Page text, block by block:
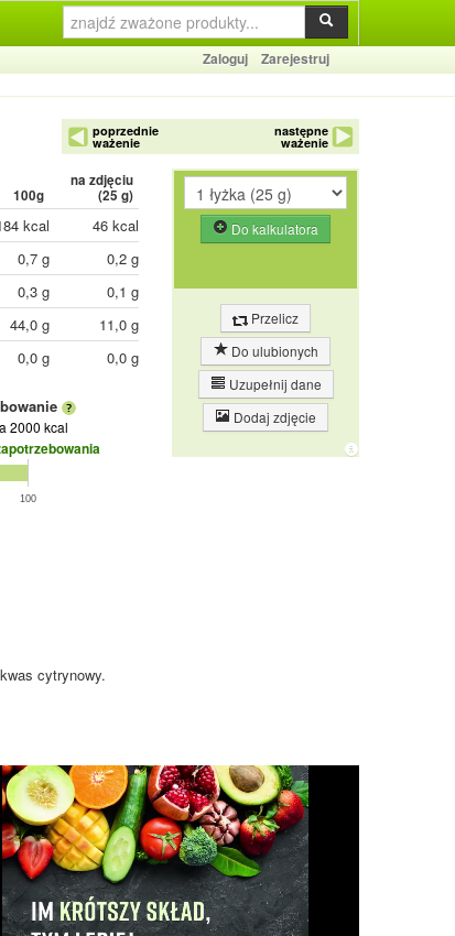
Zaloguj
Zarejestruj
poprzednie
ważenie
następne
ważenie
100g
na zdjęciu
(25 g)
kcal
46 kcal
0,7 g
0,2 g
0,3 g
0,1 g
44,0 g
11,0 g
0,0 g 0,0 g
2000 kcal
100
Do kalkulatora
Przelicz
Do ulubionych
Uzupełnij dane
Dodaj zdjęcie
cytrynowy.